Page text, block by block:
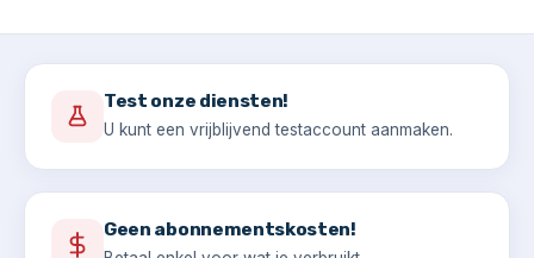
Test onze diensten!
U kunt een vrijblijvend testaccount aanmaken.
Geen abonnementskosten!